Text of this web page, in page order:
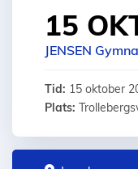
15
JENSEN
Tid: 15 oktober
Plats: